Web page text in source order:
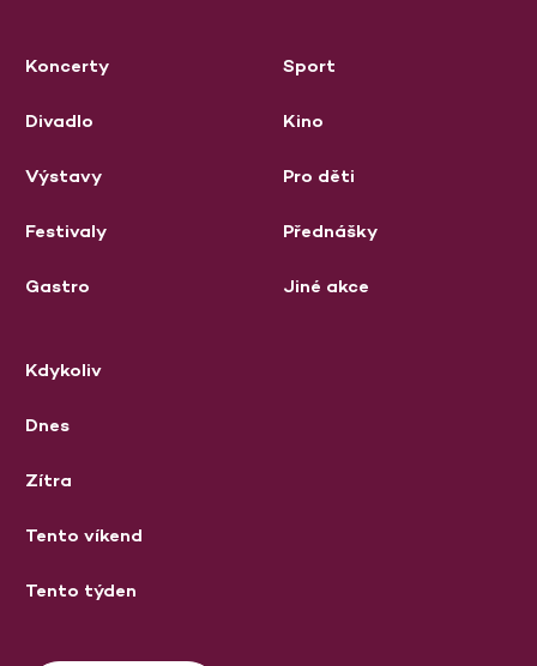
Koncerty
Divadlo
Výstavy
Festivaly
Gastro
Sport
Kino
Pro děti
Přednášky
Jiné akce
Kdykoliv
Dnes
Zítra
Tento víkend
Tento týden